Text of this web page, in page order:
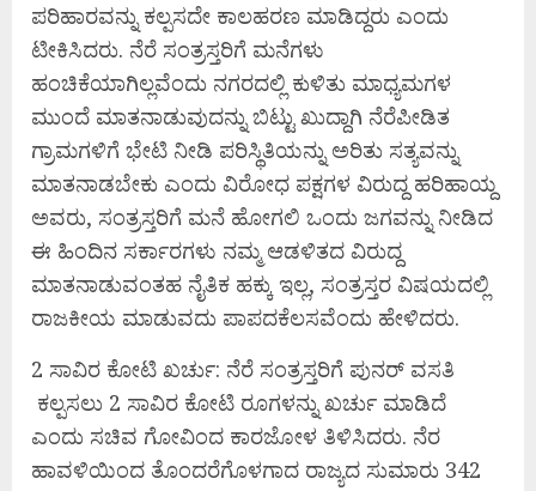
ಪರಿಹಾರವನ್ನು ಕಲ್ಪಸದೇ ಕಾಲಹರಣ ಮಾಡಿದ್ದರು ಎಂದು
ಟೀಕಿಸಿದರು. ನೆರೆ ಸಂತ್ರಸ್ತರಿಗೆ ಮನೆಗಳು
ಹಂಚಿಕೆಯಾಗಿಲ್ಲವೆಂದು ನಗರದಲ್ಲಿ ಕುಳಿತು ಮಾಧ್ಯಮಗಳ
ಮುಂದೆ ಮಾತನಾಡುವುದನ್ನು ಬಿಟ್ಟು ಖುದ್ದಾಗಿ ನೆರೆಪೀಡಿತ
ಗ್ರಾಮಗಳಿಗೆ ಭೇಟಿ ನೀಡಿ ಪರಿಸ್ಥಿತಿಯನ್ನು ಅರಿತು ಸತ್ಯವನ್ನು
ಮಾತನಾಡಬೇಕು ಎಂದು ವಿರೋಧ ಪಕ್ಷಗಳ ವಿರುದ್ದ ಹರಿಹಾಯ್ದ
ಅವರು, ಸಂತ್ರಸ್ತರಿಗೆ ಮನೆ ಹೋಗಲಿ ಒಂದು ಜಗವನ್ನು ನೀಡಿದ
ಈ ಹಿಂದಿನ ಸರ್ಕಾರಗಳು ನಮ್ಮ ಆಡಳಿತದ ವಿರುದ್ದ
ಮಾತನಾಡುವಂತಹ ನೈತಿಕ ಹಕ್ಕು ಇಲ್ಲ, ಸಂತ್ರಸ್ತರ ವಿಷಯದಲ್ಲಿ
ರಾಜಕೀಯ ಮಾಡುವದು ಪಾಪದಕೆಲಸವೆಂದು ಹೇಳಿದರು.
2 ಸಾವಿರ ಕೋಟಿ ಖರ್ಚು: ನೆರೆ ಸಂತ್ರಸ್ತರಿಗೆ ಪುನರ್ ವಸತಿ
ಕಲ್ಪಸಲು 2 ಸಾವಿರ ಕೋಟಿ ರೂಗಳನ್ನು ಖರ್ಚು ಮಾಡಿದೆ
ಎಂದು ಸಚಿವ ಗೋವಿಂದ ಕಾರಜೋಳ ತಿಳಿಸಿದರು. ನೆರ
ಹಾವಳಿಯಿಂದ ತೊಂದರೆಗೊಳಗಾದ ರಾಜ್ಯದ ಸುಮಾರು 342